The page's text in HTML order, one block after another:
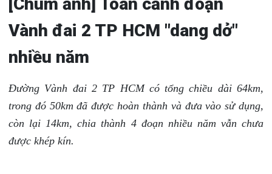
Vành đai 2 TP HCM "dang dở"
nhiều năm
Đường Vành đai 2 TP HCM có tổng chiều dài 64km,
trong đó 50km đã được hoàn thành và đưa vào sử dụng,
còn lại 14km, chia thành 4 đoạn nhiều năm vẫn chưa
được khép kín.